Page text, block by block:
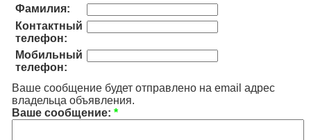
Фамилия:
Контактный
телефон:
Мобильный
телефон:
Ваше сообщение будет отправлено на email адрес
владельца объявления.
Ваше сообщение: *